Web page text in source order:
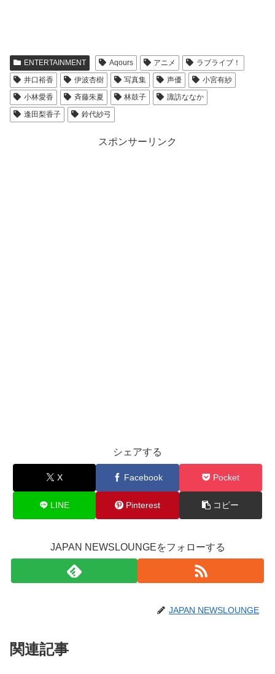
ENTERTAINMENT Aqours アニメ
ラブライブ！
井口裕香
伊波杏樹 写真集 声優
小宮有紗
小林愛香
斉藤朱夏 林鼓子
諏訪ななか
逢田梨香子
鈴代紗弓
スポンサーリンク
シェアする
X Facebook Pocket
LINE Pinterest コピー
JAPAN NEWSLOUNGEをフォローする
JAPAN NEWSLOUNGE
関連記事